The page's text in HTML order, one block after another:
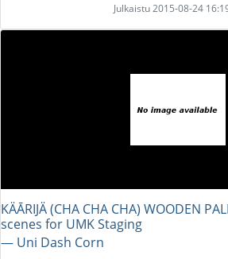
Julkaistu 2015-08-24
KÄĀRIJÄ (CHA CHA CHA) WOODEN
scenes for UMK Staging
― Uni Dash Corn